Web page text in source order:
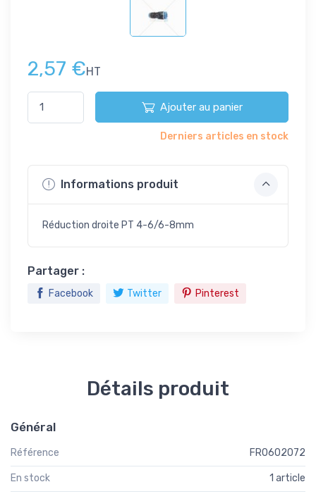
2,57 €HT
Ajouter au panier
Derniers articles en stock
Informations produit
Réduction droite PT 4-6/6-8mm
Partager :
Facebook Twitter Pinterest
Détails produit
Général
Référence FR0602072
En stock 1 article